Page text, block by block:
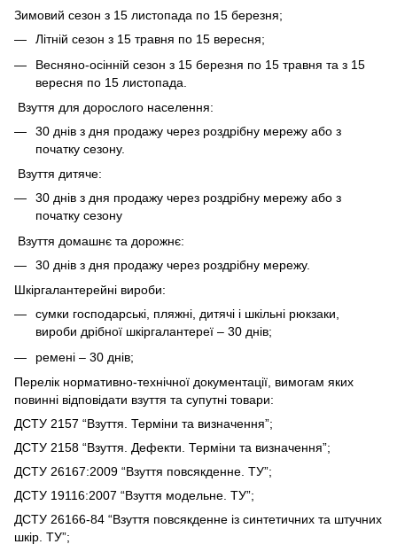
Зимовий сезон з 15 листопада по 15 березня;
Літній сезон з 15 травня по 15 вересня;
Весняно-осінній сезон з 15 березня по 15 травня та з 15
вересня по 15 листопада.
Взуття для дорослого населення:
30 днів з дня продажу через роздрібну мережу або з
початку сезону.
Взуття дитяче:
30 днів з дня продажу через роздрібну мережу або з
початку сезону
Взуття домашнє та дорожнє:
30 днів з дня продажу через роздрібну мережу.
Шкіргалантерейні вироби:
сумки господарські, пляжні, дитячі і шкільні рюкзаки,
вироби дрібної шкіргалантереї – 30 днів;
ремені – 30 днів;
Перелік нормативно-технічної документації, вимогам яких
повинні відповідати взуття та супутні товари:
ДСТУ 2157 “Взуття. Терміни та визначення”;
ДСТУ 2158 “Взуття. Дефекти. Терміни та визначення”;
ДСТУ 26167:2009 “Взуття повсякденне. ТУ”;
ДСТУ 19116:2007 “Взуття модельне. ТУ”;
ДСТУ 26166-84 “Взуття повсякденне із синтетичних та штучних
шкір. ТУ”;